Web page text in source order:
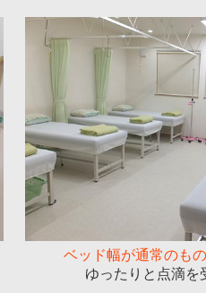
ベッド幅が通常のも
ゆったりと点滴を